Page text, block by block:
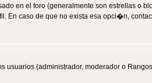
en el foro (generalmente son estrellas o
En caso de que no exista esa opci�n,
(administrador, moderador o